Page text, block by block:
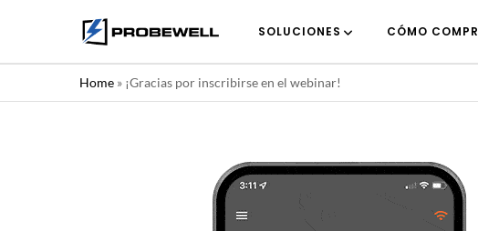
SOLUCIONES CÓMO
Home » ¡Gracias por inscribirse en el webinar!